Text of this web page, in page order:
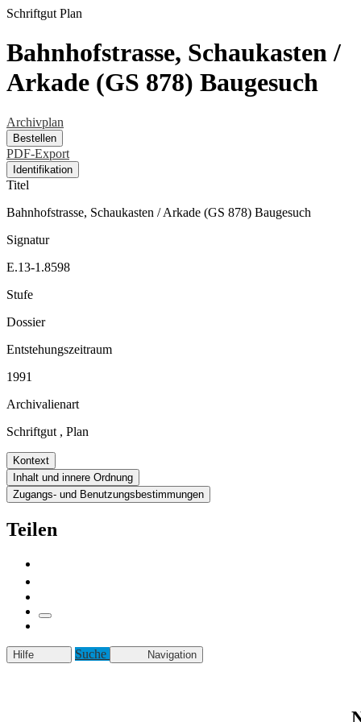
Schriftgut Plan
Bahnhofstrasse, Schaukasten /
Arkade (GS 878) Baugesuch
Archivplan
Bestellen
PDF-Export
Identifikation
Titel
Bahnhofstrasse, Schaukasten / Arkade (GS 878) Baugesuch
Signatur
E.13-1.8598
Stufe
Dossier
Entstehungszeitraum
1991
Archivalienart
Schriftgut , Plan
Kontext
Inhalt und innere Ordnung
Zugangs- und Benutzungsbestimmungen
Teilen
Hilfe Suche Navigation